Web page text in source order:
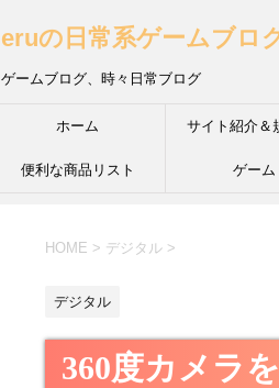
eruの日常系ゲームブロ
ゲームブログ、時々日常ブログ
ホーム サイト紹介＆
´з`・) ＩＮＦＰ
便利な商品リスト ゲーム
HOME > デジタル >
デジタル
360度カメラ